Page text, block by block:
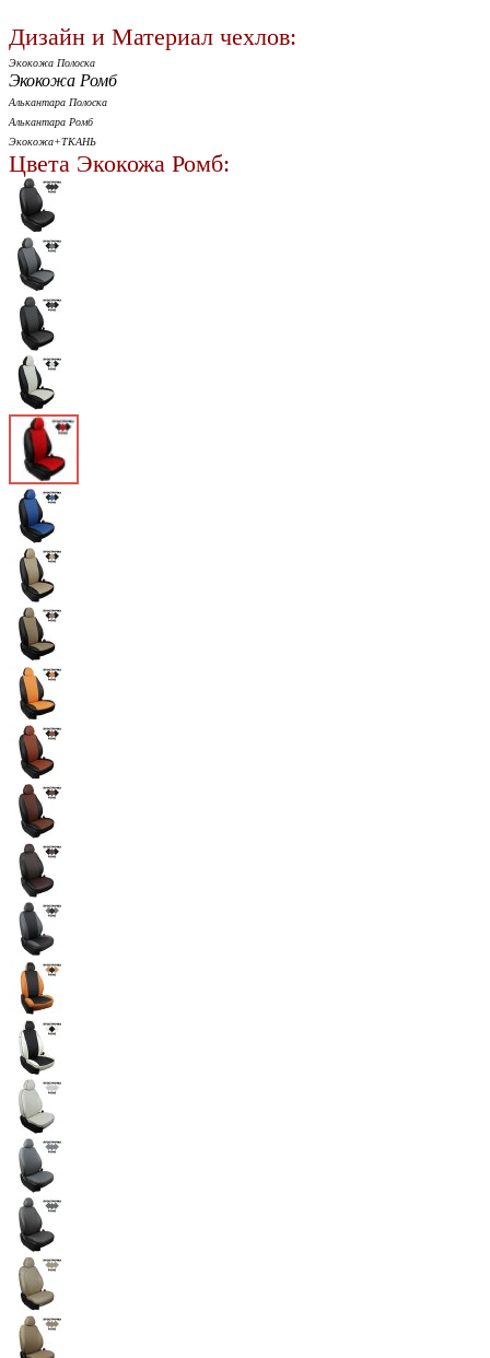
Дизайн и Материал чехлов:
Экокожа Полоска
Экокожа Ромб
Алькантара Полоска
Алькантара Ромб
Экокожа+ТКАНЬ
Цвета Экокожа Ромб: